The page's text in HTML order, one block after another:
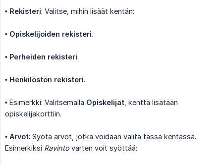
• Rekisteri: Valitse, mihin lisäät kentän:
• Opiskelijoiden rekisteri.
• Perheiden rekisteri.
• Henkilöstön rekisteri.
• Esimerkki: Valitsemalla Opiskelijat , kenttä lisätään
opiskelijakorttiin.
• Arvot: Syötä arvot, jotka voidaan valita tässä kentässä.
Esimerkiksi Ravinto varten voit syöttää: